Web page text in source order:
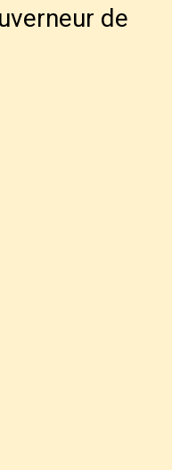
de